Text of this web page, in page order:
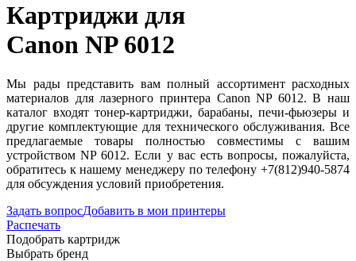
Картриджи для
Canon NP 6012
Мы рады представить вам полный ассортимент расходных
материалов для лазерного принтера Canon NP 6012. В наш
каталог входят тонер-картриджи, барабаны, печи-фьюзеры и
другие комплектующие для технического обслуживания. Все
предлагаемые товары полностью совместимы с вашим
устройством NP 6012. Если у вас есть вопросы, пожалуйста,
обратитесь к нашему менеджеру по телефону +7(812)940-5874
для обсуждения условий приобретения.
Задать вопросДобавить в мои принтеры
Распечать
Подобрать картридж
Выбрать бренд